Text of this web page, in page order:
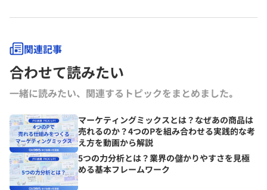
関連記事
合わせて読みたい
一緒に読みたい、関連するトピックをまとめました｡
マーケティングミックスとは？なぜあの商品は
売れるのか？4つのPを組み合わせる実践的な考
え方を動画から解説
5つの力分析とは？業界の儲かりやすさを見極
める基本フレームワーク